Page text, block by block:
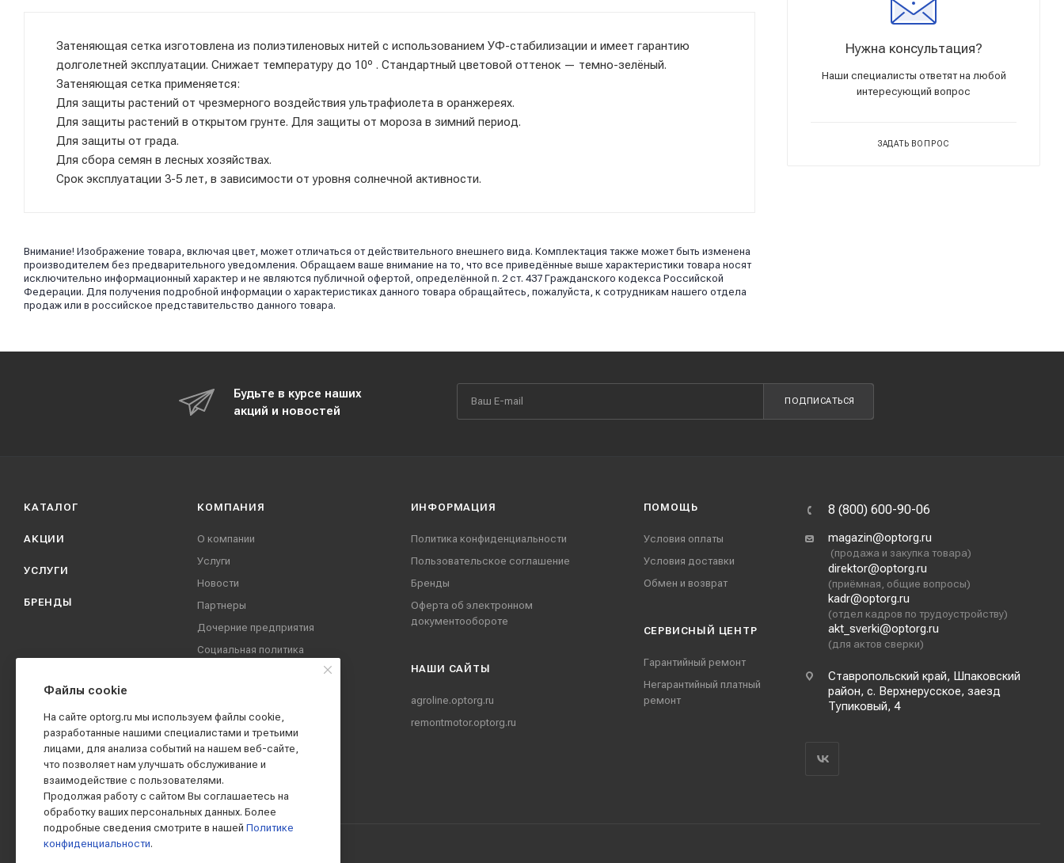
Затеняющая сетка изготовлена из полиэтиленовых нитей с использованием УФ-стабилизации и имеет гарантию
долголетней эксплуатации. Снижает температуру до 10º . Стандартный цветовой оттенок — темно-зелёный.
Затеняющая сетка применяется:
Для защиты растений от чрезмерного воздействия ультрафиолета в оранжереях.
Для защиты растений в открытом грунте. Для защиты от мороза в зимний период.
Для защиты от града.
Для сбора семян в лесных хозяйствах.
Срок эксплуатации 3-5 лет, в зависимости от уровня солнечной активности.
Внимание! Изображение товара, включая цвет, может отличаться от действительного внешнего вида. Комплектация также может быть изменена
производителем без предварительного уведомления. Обращаем ваше внимание на то, что все приведённые выше характеристики товара носят
исключительно информационный характер и не являются публичной офертой, определённой п. 2 ст. 437 Гражданского кодекса Российской
Федерации. Для получения подробной информации о характеристиках данного товара обращайтесь, пожалуйста, к сотрудникам нашего отдела
продаж или в российское представительство данного товара.
Нужна консультация?
Наши специалисты ответят на любой
интересующий вопрос
ЗАДАТЬ ВОПРОС
Будьте в курсе наших
акций и новостей
ПОДПИСАТЬСЯ
КАТАЛОГ
АКЦИИ
УСЛУГИ
БРЕНДЫ
КОМПАНИЯ
О компании
Услуги
Новости
Партнеры
Дочерние предприятия
Социальная политика
Вакансии
Реквизиты
Контакты
ИНФОРМАЦИЯ
Политика конфиденциальности
Пользовательское соглашение
Бренды
Оферта об электронном
документообороте
НАШИ CАЙТЫ
agroline.optorg.ru
remontmotor.optorg.ru
ПОМОЩЬ
Условия оплаты
Условия доставки
Обмен и возврат
СЕРВИСНЫЙ ЦЕНТР
Гарантийный ремонт
Негарантийный платный
ремонт
8 (800) 600-90-06
magazin@optorg.ru
(продажа и закупка товара)
direktor@optorg.ru
(приёмная, общие вопросы)
kadr@optorg.ru
(отдел кадров по трудоустройству)
akt_sverki@optorg.ru
(для актов сверки)
Ставропольский край, Шпаковский
район, с. Верхнерусское, заезд
Тупиковый, 4
Файлы cookie
На сайте optorg.ru мы используем файлы cookie,
разработанные нашими специалистами и третьими
лицами, для анализа событий на нашем веб-сайте,
что позволяет нам улучшать обслуживание и
взаимодействие с пользователями.
Продолжая работу с сайтом Вы соглашаетесь на
обработку ваших персональных данных. Более
подробные сведения смотрите в нашей Политике
конфиденциальности.